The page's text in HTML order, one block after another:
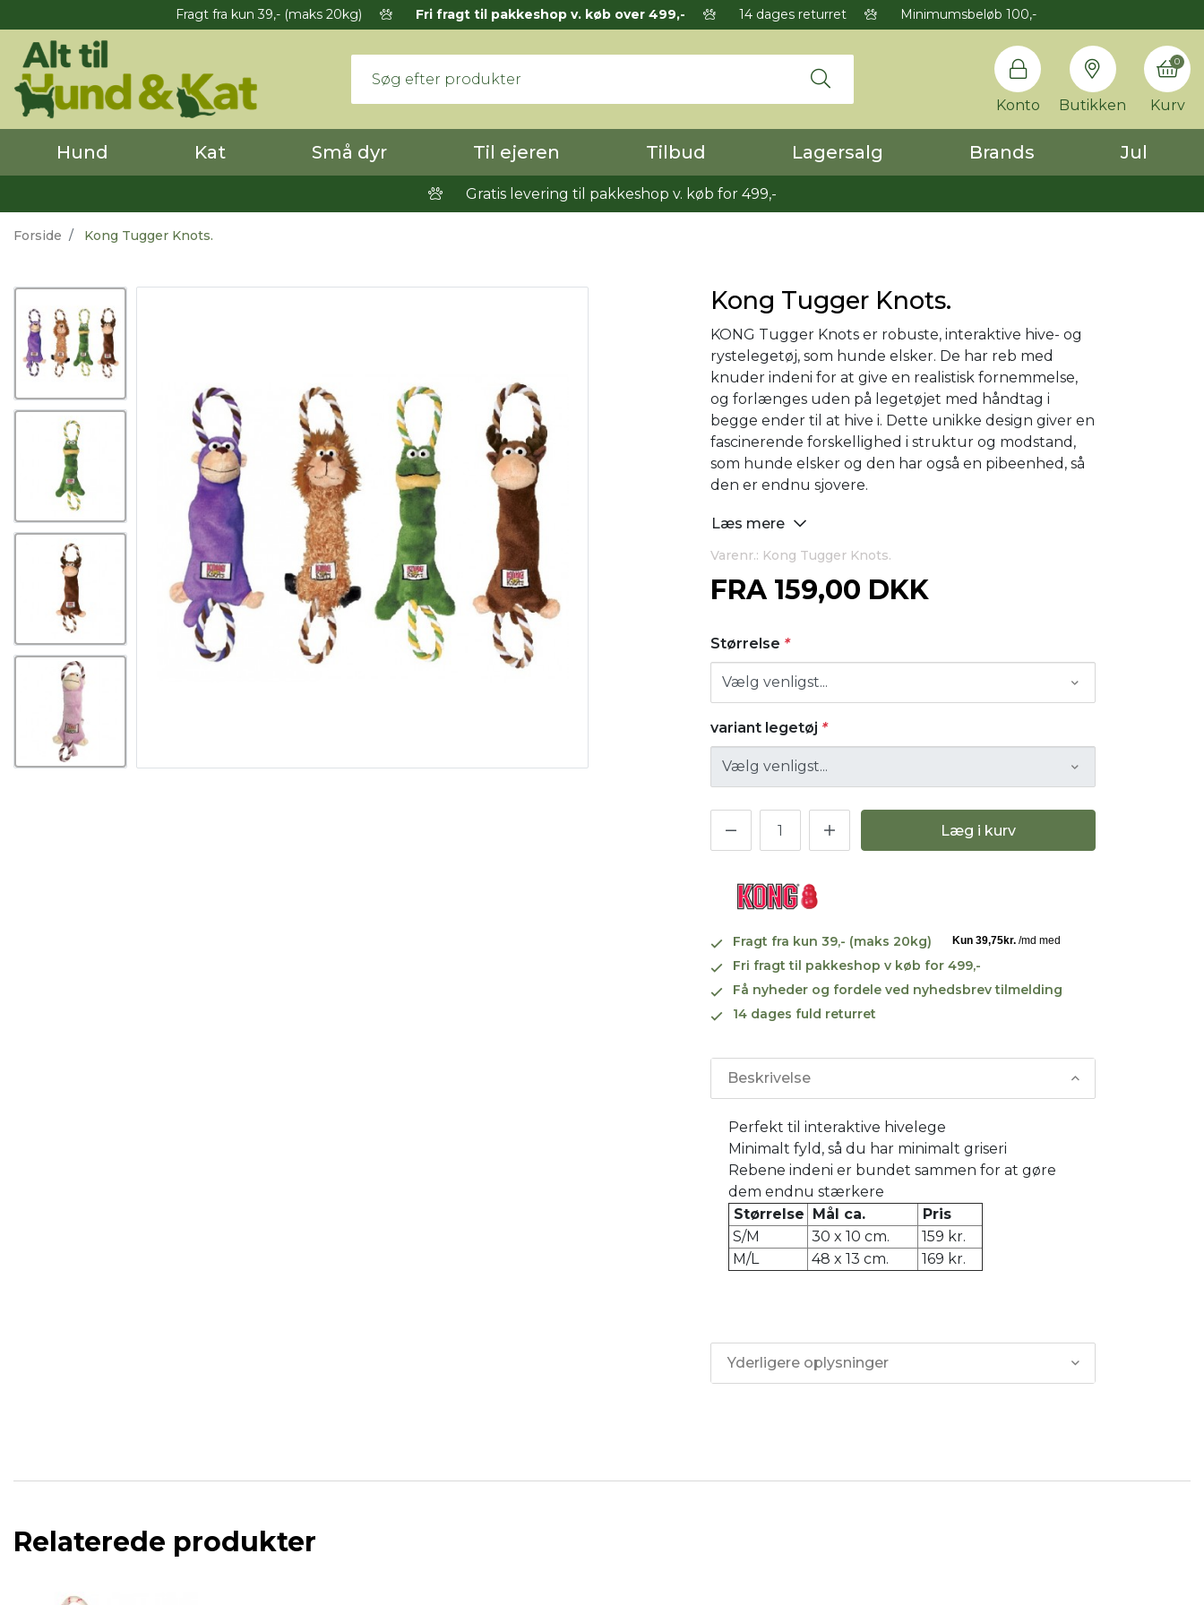
Fragt fra kun 39,- (maks 20kg) Fri fragt til pakkeshop v. køb over 499,- 14 dages returret Minimumsbeløb 100,-
Konto Butikken Kurv
0
Hund Kat Små dyr Til ejeren Tilbud Lagersalg Brands Jul
Gratis levering til pakkeshop v. køb for 499,-
Forside Kong Tugger Knots.
Kong Tugger Knots.
KONG Tugger Knots er robuste, interaktive hive- og
rystelegetøj, som hunde elsker. De har reb med
knuder indeni for at give en realistisk fornemmelse,
og forlænges uden på legetøjet med håndtag i
begge ender til at hive i. Dette unikke design giver en
fascinerende forskellighed i struktur og modstand,
som hunde elsker og den har også en pibeenhed, så
den er endnu sjovere.
Læs mere
Varenr.: Kong Tugger Knots.
FRA 159,00 DKK
Størrelse *
variant legetøj *
Læg i kurv
Fragt fra kun 39,- (maks 20kg)
Fri fragt til pakkeshop v køb for 499,-
Få nyheder og fordele ved nyhedsbrev tilmelding
14 dages fuld returret
Beskrivelse
Perfekt til interaktive hivelege
Minimalt fyld, så du har minimalt griseri
Rebene indeni er bundet sammen for at gøre
dem endnu stærkere
Størrelse Mål ca.
Pris
S/M
30 x 10 cm.
159 kr.
M/L
48 x 13 cm. 169 kr.
Yderligere oplysninger
Relaterede produkter